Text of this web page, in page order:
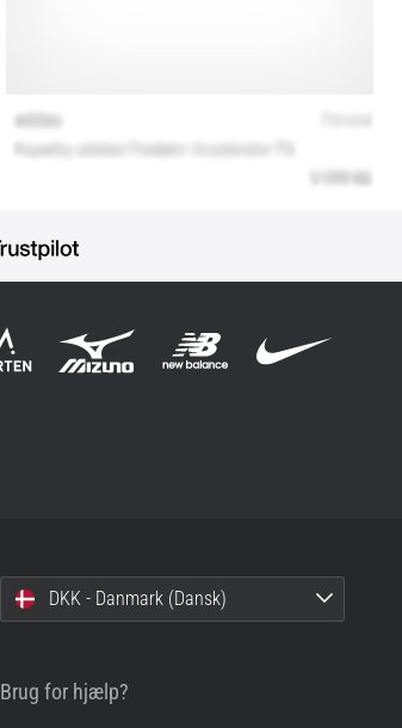
DKK - Danmark (Dansk)
Brug for hjælp?